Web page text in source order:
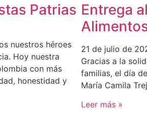
Patrias
nuestros héroes
Hoy nuestra
con más
honestidad y
Entrega
21 de julio de
Gracias a la
familias, el día
María Camila
Leer más »